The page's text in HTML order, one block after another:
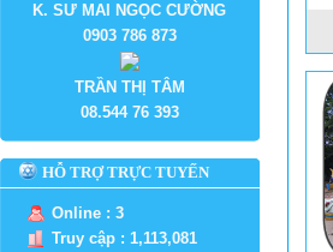
K. SƯ MAI NGỌC CƯỜNG
0903 786 873
TRẦN THỊ TÂM
08.544 76 393
HỖ TRỢ TRỰC TUYẾN
Online : 3
Truy cập : 1,113,081